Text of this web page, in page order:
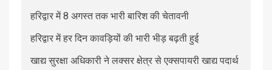
हरिद्वार में 8 अगस्त तक भारी बारिश की चेतावनी
हरिद्वार में हर दिन कावड़ियों की भारी भीड़ बढ़ती हुई
खाद्य सुरक्षा अधिकारी ने लक्सर क्षेत्र से एक्सपायरी खाद्य पदार्थ